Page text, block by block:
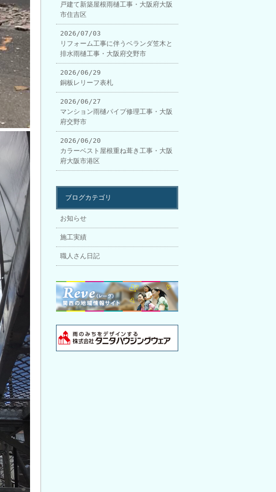
戸建て新築屋根雨樋工事・大阪府大阪
市住吉区
2026/07/03
リフォーム工事に伴うベランダ笠木と
排水雨樋工事・大阪府交野市
2026/06/29
銅板レリーフ表札
2026/06/27
マンション雨樋パイプ修理工事・大阪
府交野市
2026/06/20
カラーベスト屋根重ね葺き工事・大阪
府大阪市港区
ブログカテゴリ
お知らせ
施工実績
職人さん日記